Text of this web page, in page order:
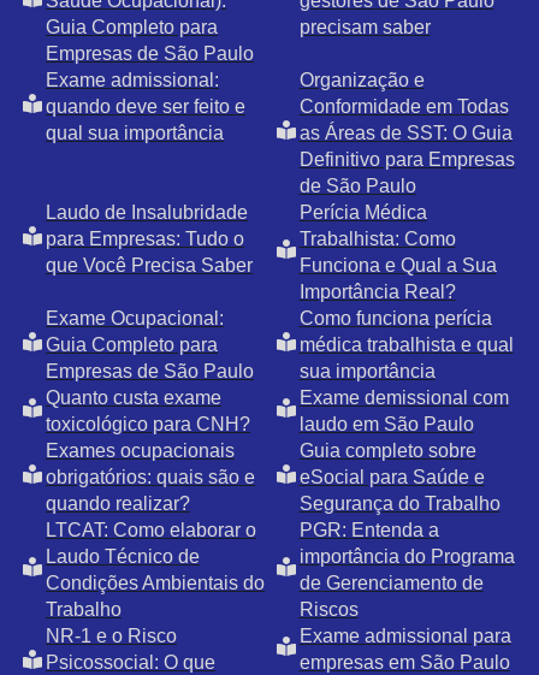
Guia Completo para
Empresas de São Paulo
precisam saber
Exame admissional:
quando deve ser feito e
qual sua importância
Organização e
Conformidade em Todas
as Áreas de SST: O Guia
Definitivo para Empresas
de São Paulo
Laudo de Insalubridade
para Empresas: Tudo o
que Você Precisa Saber
Perícia Médica
Trabalhista: Como
Funciona e Qual a Sua
Importância Real?
Exame Ocupacional:
Guia Completo para
Empresas de São Paulo
Como funciona perícia
médica trabalhista e qual
sua importância
Quanto custa exame
toxicológico para CNH?
Exame demissional com
laudo em São Paulo
Exames ocupacionais
obrigatórios: quais são e
quando realizar?
Guia completo sobre
eSocial para Saúde e
Segurança do Trabalho
LTCAT: Como elaborar o
Laudo Técnico de
Condições Ambientais do
Trabalho
PGR: Entenda a
importância do Programa
de Gerenciamento de
Riscos
NR-1 e o Risco
Psicossocial: O que
Exame admissional para
empresas em São Paulo